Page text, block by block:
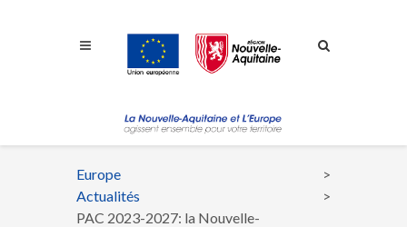
Fil
d'Ariane
Europe
Actualités
PAC 2023-2027: la Nouvelle-